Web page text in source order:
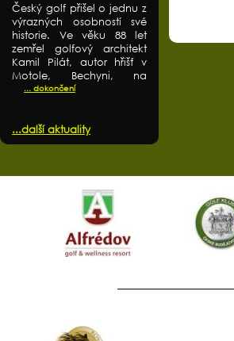
Český golf přišel o jednu z
výrazných osobností své
historie. Ve věku 88 let
zemřel golfový architekt
Kamil Pilát, autor hřišť v
Motole, Bechyni, na
... dokončení
...další aktuality